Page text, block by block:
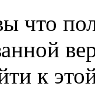
что
к